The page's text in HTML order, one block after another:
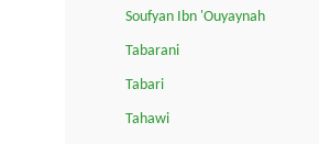
Soufyan Ibn 'Ouyaynah
Tabarani
Tabari
Tahawi